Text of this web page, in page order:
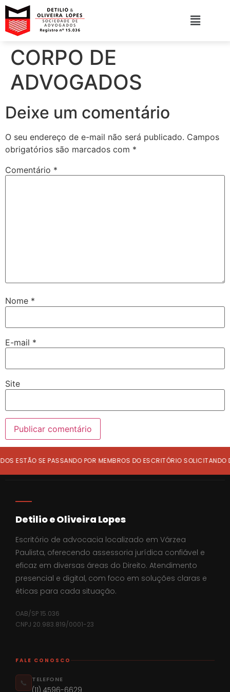
CORPO DE
ADVOGADOS
Deixe um comentário
O seu endereço de e-mail não será publicado. Campos
obrigatórios são marcados com *
Comentário *
Nome *
E-mail *
Site
ESTÃO SE PASSANDO POR MEMBROS DO ESCRITÓRIO SOLICITANDO
Detilio e Oliveira Lopes
Escritório de advocacia localizado em Várzea
Paulista, oferecendo assessoria jurídica confiável e
eficaz em diversas áreas do Direito. Atendimento
presencial e digital, com foco em soluções claras e
éticas para cada situação.
OAB/SP 15.036
CNPJ 20.983.819/0001-23
FALE CONOSCO
📞 TELEFONE